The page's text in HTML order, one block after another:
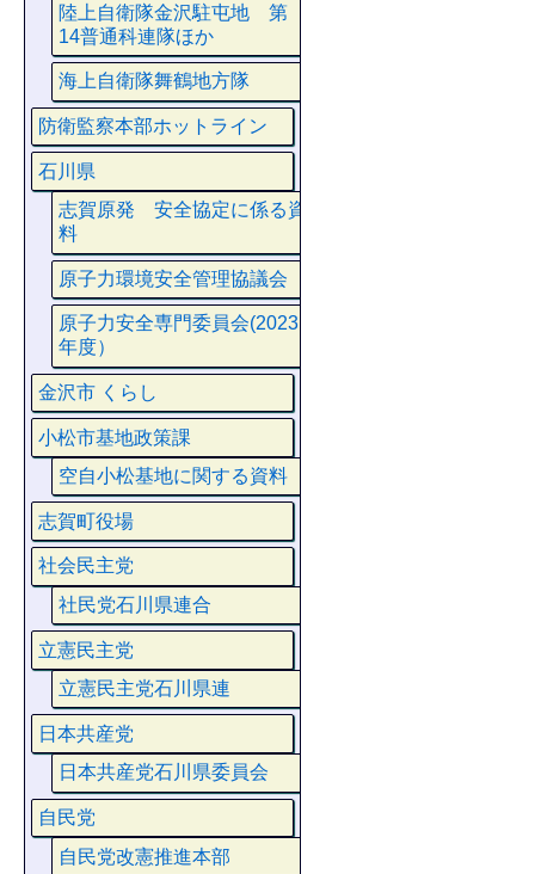
陸上自衛隊金沢駐屯地 第
14普通科連隊ほか
海上自衛隊舞鶴地方隊
防衛監察本部ホットライン
石川県
志賀原発 安全協定に係る資
料
原子力環境安全管理協議会
原子力安全専門委員会(2023
年度）
金沢市 くらし
小松市基地政策課
空自小松基地に関する資料
志賀町役場
社会民主党
社民党石川県連合
立憲民主党
立憲民主党石川県連
日本共産党
日本共産党石川県委員会
自民党
自民党改憲推進本部